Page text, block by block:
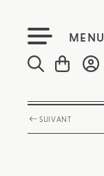
MENU
SUIVANT